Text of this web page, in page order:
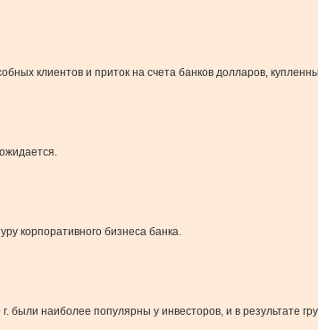
клиентов и приток на счета банков долларов,
корпоративного бизнеса банка.
наиболее популярны у инвесторов, и в результате